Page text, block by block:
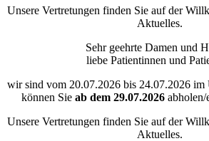
Unsere Vertretungen finden Sie auf der
Aktuelles.
Sehr geehrte Damen und
liebe Patientinnen und
wir sind vom 20.07.2026 bis 24.07.2026 im
können Sie ab dem 29.07.2026 abholen/
Unsere Vertretungen finden Sie auf der
Aktuelles.